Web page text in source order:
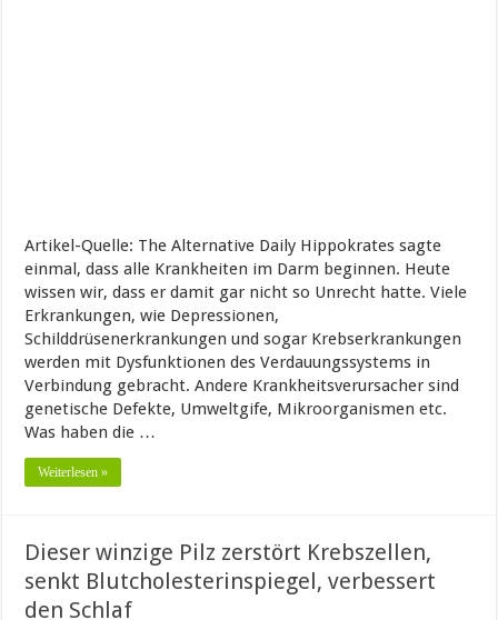
Artikel-Quelle: The Alternative Daily Hippokrates sagte
einmal, dass alle Krankheiten im Darm beginnen. Heute
wissen wir, dass er damit gar nicht so Unrecht hatte. Viele
Erkrankungen, wie Depressionen,
Schilddrüsenerkrankungen und sogar Krebserkrankungen
werden mit Dysfunktionen des Verdauungssystems in
Verbindung gebracht. Andere Krankheitsverursacher sind
genetische Defekte, Umweltgife, Mikroorganismen etc.
Was haben die …
Weiterlesen »
Dieser winzige Pilz zerstört Krebszellen,
senkt Blutcholesterinspiegel, verbessert
den Schlaf